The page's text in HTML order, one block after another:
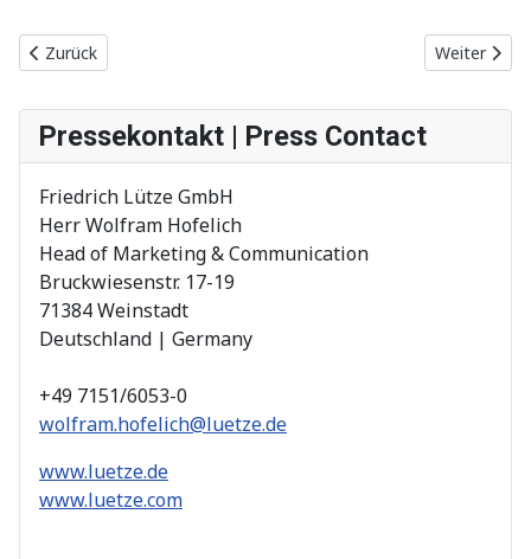
Vorheriger Beitrag: 2022
Zurück Nächster
Weiter
Pressekontakt | Press Contact
Friedrich Lütze GmbH
Herr Wolfram Hofelich
Head of Marketing & Communication
Bruckwiesenstr. 17-19
71384 Weinstadt
Deutschland | Germany
+49 7151/6053-0
wolfram.hofelich@luetze.de
www.luetze.de
www.luetze.com